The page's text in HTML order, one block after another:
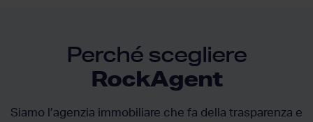
Perché scegliere
RockAgent
Siamo l’agenzia immobiliare che fa della trasparenza e